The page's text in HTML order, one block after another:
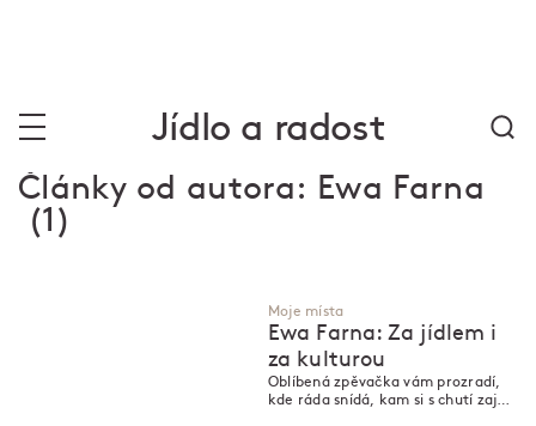
Jídlo a radost
Články od autora:
Ewa Farna
(1)
Moje místa
Ewa Farna: Za jídlem i
za kulturou
Oblíbená zpěvačka vám prozradí,
kde ráda snídá, kam si s chutí zajde